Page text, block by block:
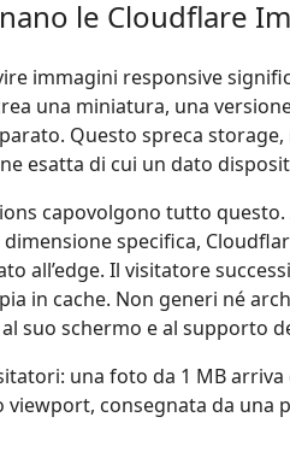
le Cloudflare
immagini responsive
una miniatura, una
Questo spreca
esatta di cui un dato
capovolgono tutto
specifica,
all’edge. Il visitatore
in cache. Non generi né
suo schermo e al supporto
una foto da 1 MB arriva
consegnata da una